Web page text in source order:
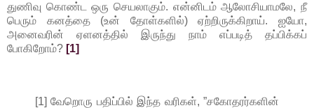
துணிவு கொண்ட ஒரு செயலாகும். என்னிடம் ஆலோசியாமலே, நீ
பெரும் கனத்தை (உன் தோள்களில்) ஏற்றிருக்கிறாய். ஐயோ,
அனைவரின் ஏளனத்தில் இருந்து நாம் எப்படித் தப்பிக்கப்
போகிறோம்? [1]
[1] வேறொரு பதிப்பில் இந்த வரிகள், ”சகோதரர்களின்